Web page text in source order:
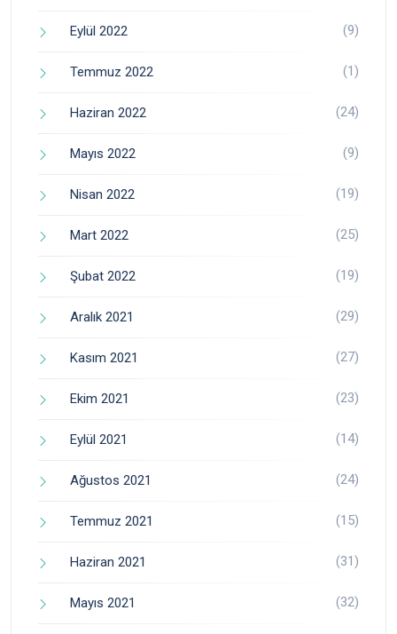
Eylül 2022 (9)
Temmuz 2022 (1)
Haziran 2022 (24)
Mayıs 2022 (9)
Nisan 2022 (19)
Mart 2022 (25)
Şubat 2022 (19)
Aralık 2021 (29)
Kasım 2021 (27)
Ekim 2021 (23)
Eylül 2021 (14)
Ağustos 2021 (24)
Temmuz 2021 (15)
Haziran 2021 (31)
Mayıs 2021 (32)